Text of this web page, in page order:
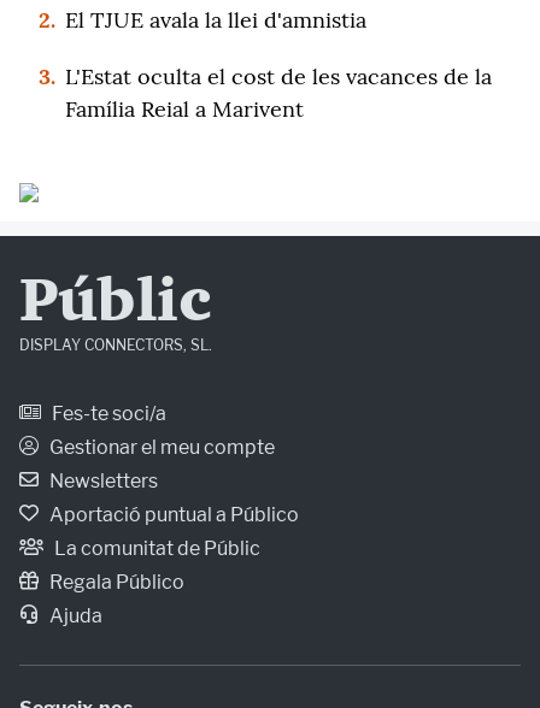
2. El TJUE avala la llei d'amnistia
3. L'Estat oculta el cost de les vacances de la
Família Reial a Marivent
Públic
DISPLAY CONNECTORS, SL.
Fes-te soci/a
Gestionar el meu compte
Newsletters
Aportació puntual a Público
La comunitat de Públic
Regala Público
Ajuda